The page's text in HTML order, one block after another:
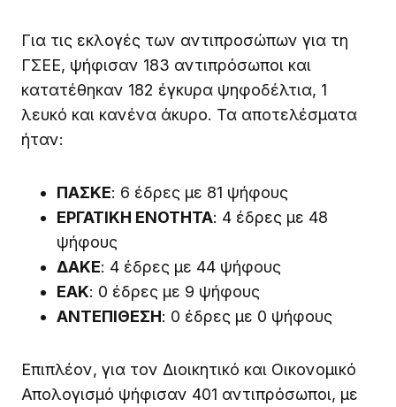
Για τις εκλογές των αντιπροσώπων για τη
ΓΣΕΕ, ψήφισαν 183 αντιπρόσωποι και
κατατέθηκαν 182 έγκυρα ψηφοδέλτια, 1
λευκό και κανένα άκυρο. Τα αποτελέσματα
ήταν:
ΠΑΣΚΕ: 6 έδρες με 81 ψήφους
ΕΡΓΑΤΙΚΗ ΕΝΟΤΗΤΑ: 4 έδρες με 48
ψήφους
ΔΑΚΕ: 4 έδρες με 44 ψήφους
ΕΑΚ: 0 έδρες με 9 ψήφους
ΑΝΤΕΠΙΘΕΣΗ: 0 έδρες με 0 ψήφους
Επιπλέον, για τον Διοικητικό και Οικονομικό
Απολογισμό ψήφισαν 401 αντιπρόσωποι, με